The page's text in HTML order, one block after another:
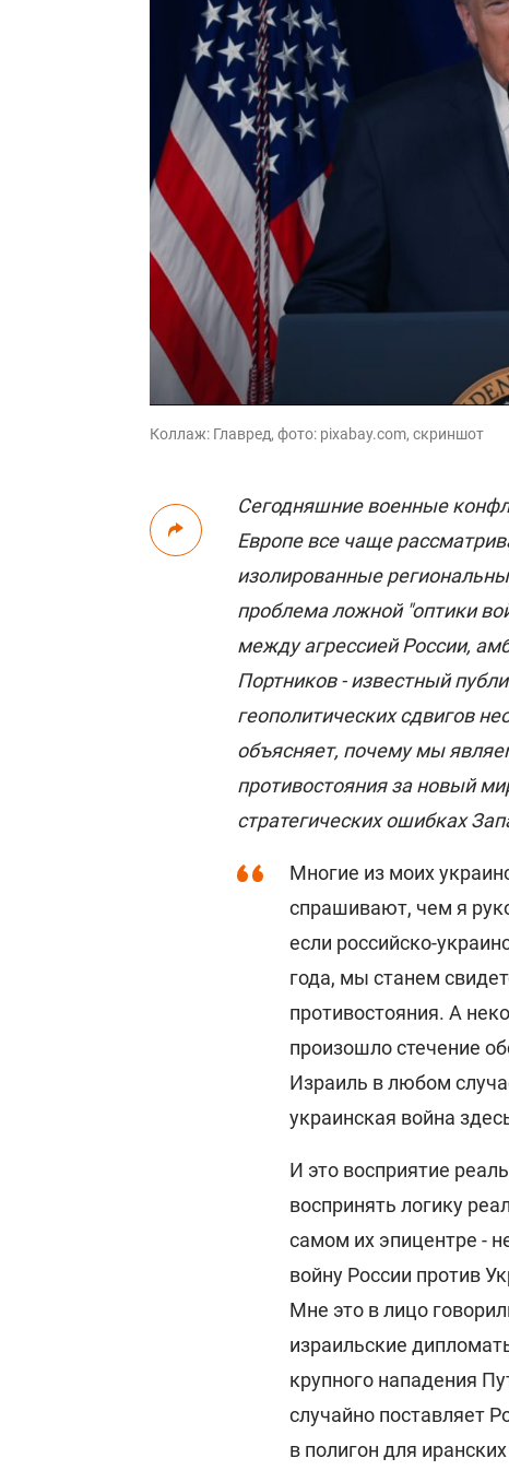
Коллаж: Главред, фото: pixabay.com, скриншот
Сегодняшние военные
Европе все чаще
изолированные
проблема ложной "оптики
между агрессией России,
Портников - известный
геополитических сдвигов
объясняет, почему мы
противостояния за новый
стратегических ошибках
Многие из моих
спрашивают, чем я
если российско-
года, мы станем
противостояния. А
произошло стечение
Израиль в любом
украинская война
И это восприятие
воспринять логику
самом их эпицентре -
войну России против
Мне это в лицо
израильские
крупного нападения
случайно поставляет
в полигон для